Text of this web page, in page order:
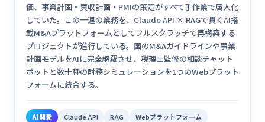
価、事業計画・買収計画・PMIの策定がすべて手作業で属人化
していた。この一連の業務を、Claude API × RAGで貫くAI搭
載M&Aプラットフォームとしてフルスクラッチで再構築する
プロジェクトが進行している。国のM&Aガイドラインや事業
計画モデルをAIに完全網羅させ、税理士監修の相談チャット
ボットと数十種の財務シミュレーションを1つのWebプラット
フォームに統合する。
AI開発 Claude API RAG Webプラットフォーム